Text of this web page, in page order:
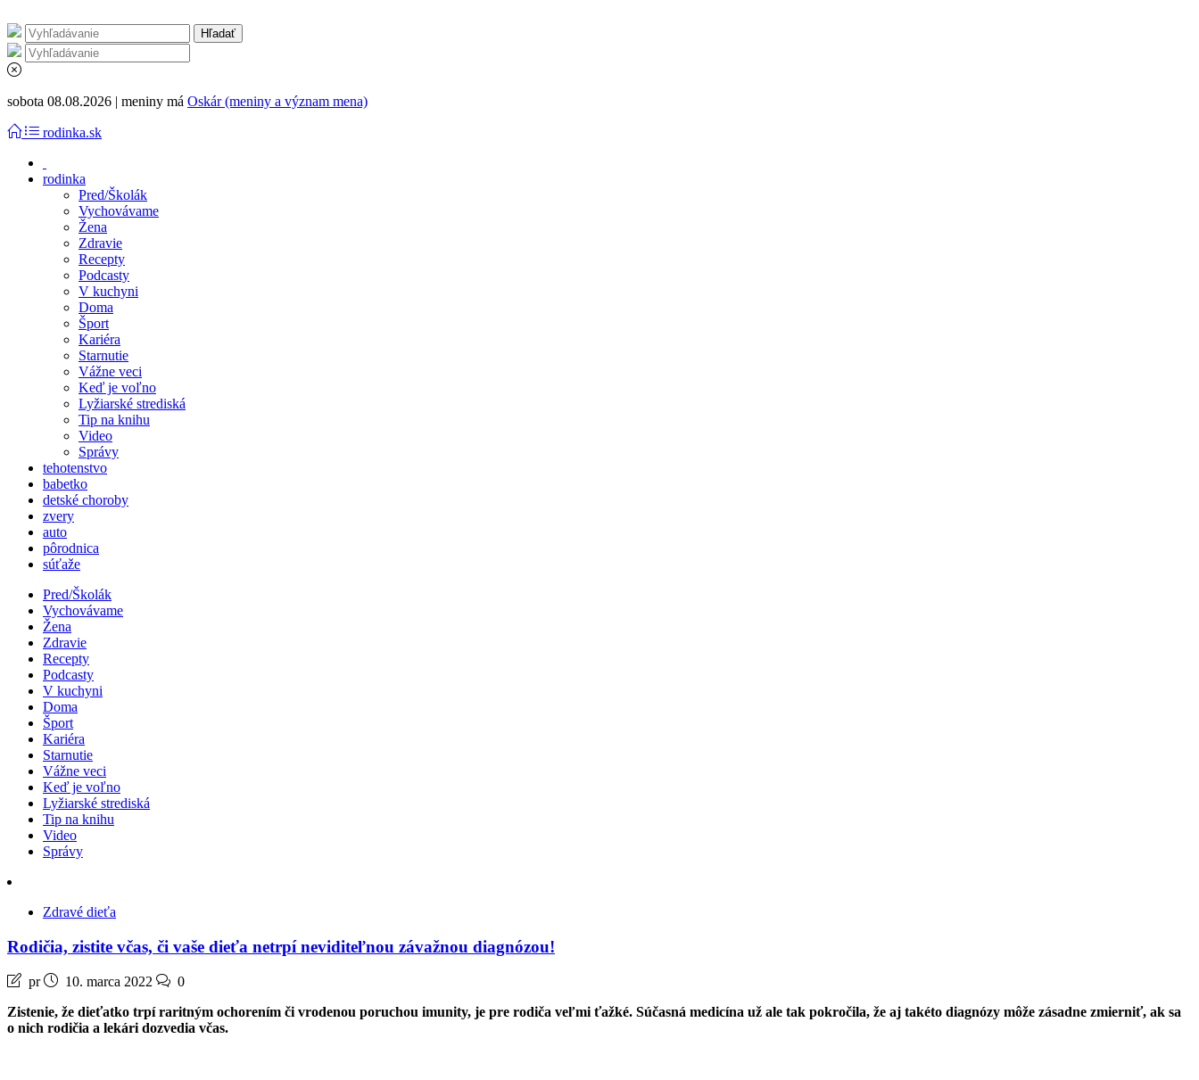
sobota 08.08.2026 | meniny má Oskár (meniny a význam mena)
rodinka.sk
rodinka
Pred/Školák
Vychovávame
Žena
Zdravie
Recepty
Podcasty
V kuchyni
Doma
Šport
Kariéra
Starnutie
Vážne veci
Keď je voľno
Lyžiarské strediská
Tip na knihu
Video
Správy
tehotenstvo
babetko
detské choroby
zvery
auto
pôrodnica
súťaže
Pred/Školák
Vychovávame
Žena
Zdravie
Recepty
Podcasty
V kuchyni
Doma
Šport
Kariéra
Starnutie
Vážne veci
Keď je voľno
Lyžiarské strediská
Tip na knihu
Video
Správy
Zdravé dieťa
Rodičia, zistite včas, či vaše dieťa netrpí neviditeľnou závažnou diagnózou!
pr 10. marca 2022
0
Zistenie, že dieťatko trpí raritným ochorením či vrodenou poruchou imunity, je pre rodiča veľmi ťažké. Súčasná medicína už ale tak pokročila, že aj takéto diagnózy môže zásadne zmierniť, ak sa
o nich rodičia a lekári dozvedia včas.